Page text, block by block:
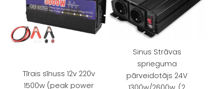
Tīrais sīnuss 12v 220v
1500w (peak power
Sinus Strāvas
sprieguma
pārveidotājs 24V